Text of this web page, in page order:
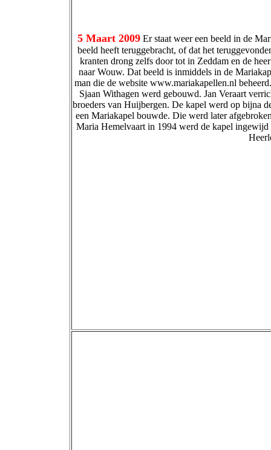
5 Maart 2009 Er staat weer een beeld in de
beeld heeft teruggebracht, of dat het
kranten drong zelfs door tot in Zeddam en de
naar Wouw. Dat beeld is inmiddels in de
man die de website www.mariakapellen.nl
Sjaan Withagen werd gebouwd. Jan Veraart
broeders van Huijbergen. De kapel werd op bijna
een Mariakapel bouwde. Die werd later
Maria Hemelvaart in 1994 werd de kapel